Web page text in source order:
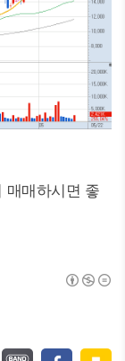
매매하시면 좋